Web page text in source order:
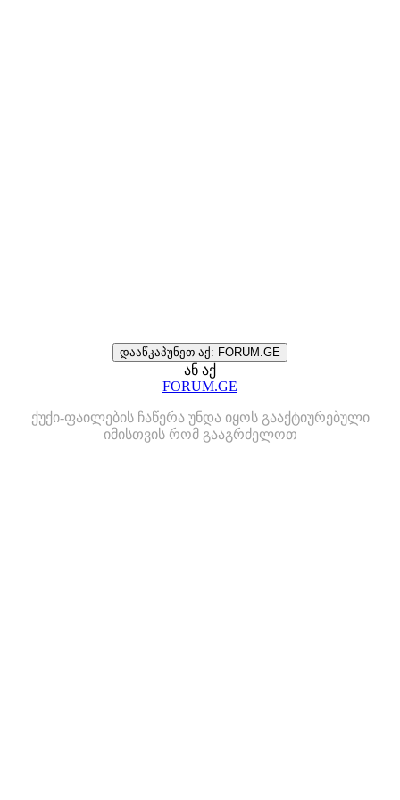
დააწკაპუნეთ აქ: FORUM.GE
ან აქ
FORUM.GE
ქუქი-ფაილების ჩაწერა უნდა იყოს გააქტიურებული
იმისთვის რომ გააგრძელოთ